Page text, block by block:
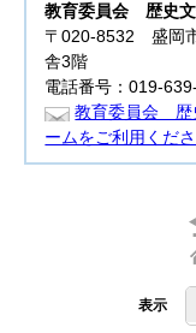
教育委員会 歴史
〒020-8532 盛岡
舎3階
電話番号：019-
教育委員会 歴
ームをご利用くださ
表示